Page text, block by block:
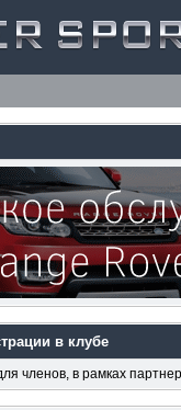
в клубе
членов, в рамках